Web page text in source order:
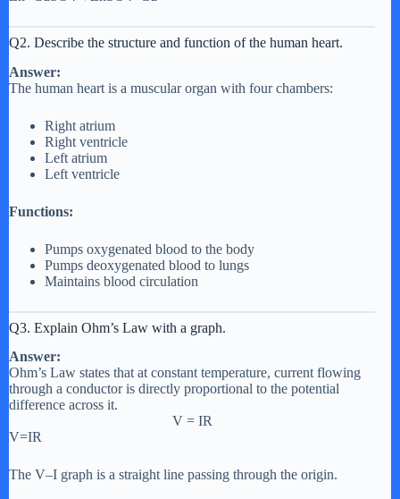
Q2. Describe the structure and function of the human heart.
Answer:
The human heart is a muscular organ with four chambers:
Right atrium
Right ventricle
Left atrium
Left ventricle
Functions:
Pumps oxygenated blood to the body
Pumps deoxygenated blood to lungs
Maintains blood circulation
Q3. Explain Ohm’s Law with a graph.
Answer:
Ohm’s Law states that at constant temperature, current flowing
through a conductor is directly proportional to the potential
difference across it.
V = IR
V=IR
The V–I graph is a straight line passing through the origin.